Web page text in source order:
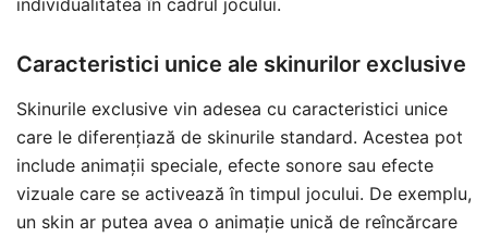
Caracteristici unice ale skinurilor exclusive
Skinurile exclusive vin adesea cu caracteristici unice
care le diferențiază de skinurile standard. Acestea pot
include animații speciale, efecte sonore sau efecte
vizuale care se activează în timpul jocului. De exemplu,
un skin ar putea avea o animație unică de reîncărcare